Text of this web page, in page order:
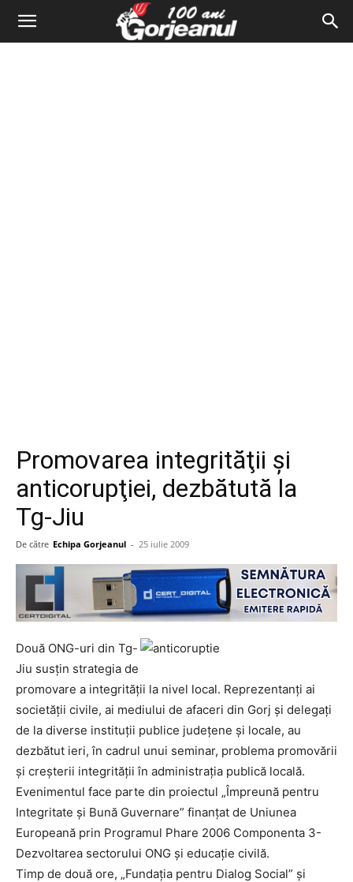
Promovarea integrităţii şi
anticorupţiei, dezbătută la
Tg-Jiu
De către Echipa Gorjeanul - 25 iulie 2009
Două ONG-uri din Tg-
Jiu susţin strategia de
promovare a integrităţii la nivel local. Reprezentanţi ai
societăţii civile, ai mediului de afaceri din Gorj şi delegaţi
de la diverse instituţii publice judeţene şi locale, au
dezbătut ieri, în cadrul unui seminar, problema promovării
şi creşterii integrităţii în administraţia publică locală.
Evenimentul face parte din proiectul „Împreună pentru
Integritate şi Bună Guvernare” finanţat de Uniunea
Europeană prin Programul Phare 2006 Componenta 3-
Dezvoltarea sectorului ONG şi educaţie civilă.
Timp de două ore, „Fundaţia pentru Dialog Social” şi